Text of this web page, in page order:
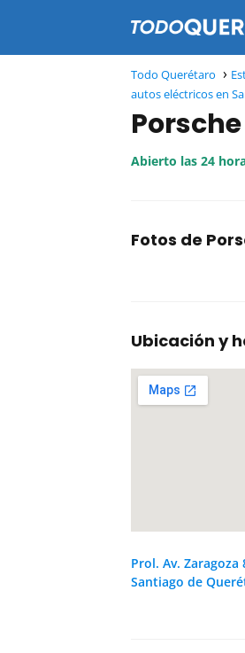
Todo Querétaro
autos eléctricos en
Abierto las 24
Fotos de
Ubicación y
Prol. Av. Zaragoza
Santiago de